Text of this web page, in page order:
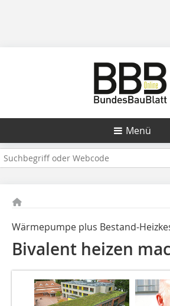
Menü
Wärmepumpe plus Bestand-
Bivalent heizen